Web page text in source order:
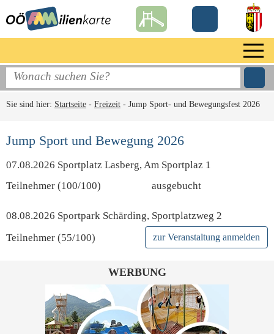
Sie sind hier: Startseite - Freizeit - Jump Sport- und Bewegungsfest 2026
Jump Sport und Bewegung 2026
07.08.2026 Sportplatz Lasberg, Am Sportplaz 1
Teilnehmer (100/100)
ausgebucht
08.08.2026 Sportpark Schärding, Sportplatzweg 2
Teilnehmer (55/100)
zur Veranstaltung anmelden
WERBUNG